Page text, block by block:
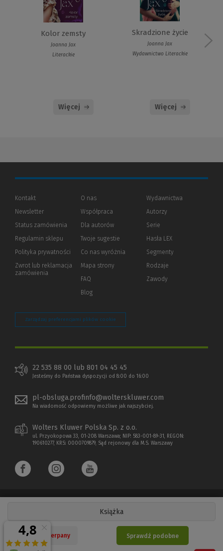
Książka
Nakład wyczerpany Sprawdź podobne
Kolor zemsty
Joanna Jax
Literackie
Więcej
Skradzione życie
Joanna Jax
Wydawnictwo Literackie
Więcej
Kontakt
Newsletter
Status zamówienia
Regulamin sklepu
Polityka prywatności (Nowe
(Link
innej
Zwrot lub reklamacja
zamówienia
O nas
Współpraca
Dla autorów(Nowe
(Link
innej
strony)
Twoje sugestie
Co nas wyróżnia
Mapa strony
FAQ
Blog
Wydawnictwa
Autorzy
Serie
Hasła LEX
Segmenty
Rodzaje
Zawody
Zarządzaj preferencjami plików cookie
22 535 88 00 lub 801 04 45 45
Jesteśmy do Państwa dyspozycji od 8:00 do 16:00
pl-obsluga.profinfo@wolterskluwer.com
Na wiadomość odpowiemy możliwe jak najszybciej.
Wolters Kluwer Polska Sp. z o.o.
ul. Przyokopowa 33, 01-208 Warszawa; NIP: 583-001-89-31, REGON:
190610277, KRS: 0000709879, Sąd rejonowy dla M.S. Warszawy
Copyright 1997 - 2026 Wolters Kluwer Polska Sp. z o.o.